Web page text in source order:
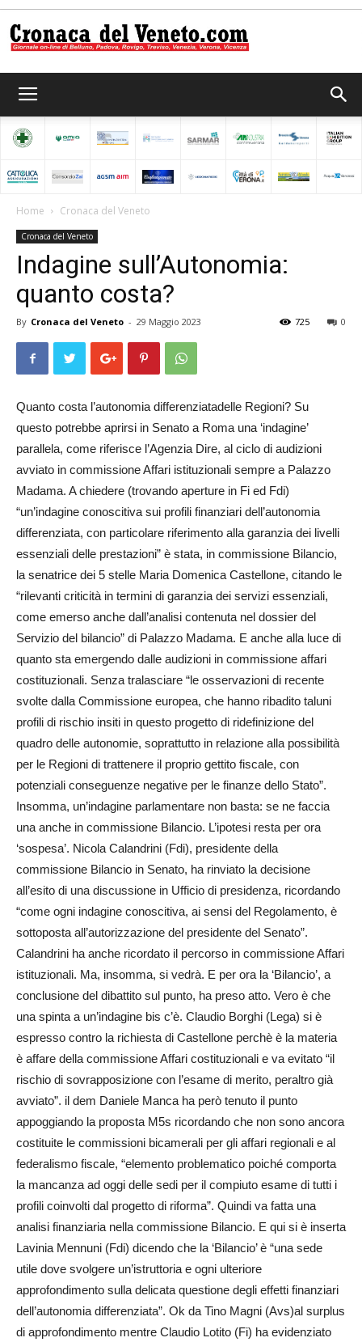
del
Home Cronaca del Veneto
Cronaca del Veneto
Indagine sull’Autonomia:
quanto costa?
By Cronaca del Veneto - 29 Maggio 2023 0
725
Quanto costa l’autonomia differenziatadelle Regioni? Su
questo potrebbe aprirsi in Senato a Roma una ‘indagine’
parallela, come riferisce l’Agenzia Dire, al ciclo di audizioni
avviato in commissione Affari istituzionali sempre a Palazzo
Madama. A chiedere (trovando aperture in Fi ed Fdi)
“un’indagine conoscitiva sui profili finanziari dell’autonomia
differenziata, con particolare riferimento alla garanzia dei livelli
essenziali delle prestazioni” è stata, in commissione Bilancio,
la senatrice dei 5 stelle Maria Domenica Castellone, citando le
“rilevanti criticità in termini di garanzia dei servizi essenziali,
come emerso anche dall’analisi contenuta nel dossier del
Servizio del bilancio” di Palazzo Madama. E anche alla luce di
quanto sta emergendo dalle audizioni in commissione affari
costituzionali. Senza tralasciare “le osservazioni di recente
svolte dalla Commissione europea, che hanno ribadito taluni
profili di rischio insiti in questo progetto di ridefinizione del
quadro delle autonomie, soprattutto in relazione alla possibilità
per le Regioni di trattenere il proprio gettito fiscale, con
potenziali conseguenze negative per le finanze dello Stato”.
Insomma, un’indagine parlamentare non basta: se ne faccia
una anche in commissione Bilancio. L’ipotesi resta per ora
‘sospesa’. Nicola Calandrini (Fdi), presidente della
commissione Bilancio in Senato, ha rinviato la decisione
all’esito di una discussione in Ufficio di presidenza, ricordando
“come ogni indagine conoscitiva, ai sensi del Regolamento, è
sottoposta all’autorizzazione del presidente del Senato”.
Calandrini ha anche ricordato il percorso in commissione Affari
istituzionali. Ma, insomma, si vedrà. E per ora la ‘Bilancio’, a
conclusione del dibattito sul punto, ha preso atto. Vero è che
una spinta a un’indagine bis c’è. Claudio Borghi (Lega) si è
espresso contro la richiesta di Castellone perchè è la materia
è affare della commissione Affari costituzionali e va evitato “il
rischio di sovrapposizione con l’esame di merito, peraltro già
avviato”. il dem Daniele Manca ha però tenuto il punto
appoggiando la proposta M5s ricordando che non sono ancora
costituite le commissioni bicamerali per gli affari regionali e al
federalismo fiscale, “elemento problematico poiché comporta
la mancanza ad oggi delle sedi per il compiuto esame di tutti i
profili coinvolti dal progetto di riforma”. Quindi va fatta una
analisi finanziaria nella commissione Bilancio. E qui si è inserta
Lavinia Mennuni (Fdi) dicendo che la ‘Bilancio’ è “una sede
utile dove svolgere un’istruttoria e ogni ulteriore
approfondimento sulla delicata questione degli effetti finanziari
dell’autonomia differenziata”. Ok da Tino Magni (Avs)al surplus
di approfondimento mentre Claudio Lotito (Fi) ha evidenziato